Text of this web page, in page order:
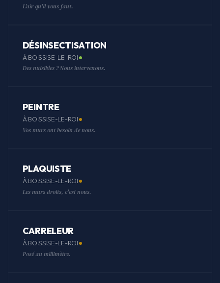
L'air qu'il vous faut.
DÉSINSECTISATION
À BOISSISE-LE-ROI
Des nuisibles ? Nous intervenons.
PEINTRE
À BOISSISE-LE-ROI
Vos murs ont besoin de nous.
PLAQUISTE
À BOISSISE-LE-ROI
Les murs droits, c'est nous.
CARRELEUR
À BOISSISE-LE-ROI
Posé au millimètre.